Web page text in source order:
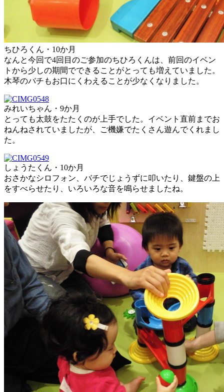
ちひろくん・10か月
なんと今回で4回目のご参加のちひろくんは、前回のイベン
トから少しの期間でできることがとっても増えていました。
木琴のバチもお口にくわえることが少なくなりました。
みれいちゃん・9か月
とっても太鼓をたたくのが上手でした。イベント直前までお
ねんねされていましたが、ご機嫌でたくさん遊んでくれまし
た。
しょうたくん・10か月
おさかなシロフォン、バチでじょうずに叩いたり、鍵盤の上
をすべらせたり、いろいろな音を鳴らせましたね。